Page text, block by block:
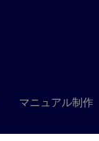
マニュアル制作